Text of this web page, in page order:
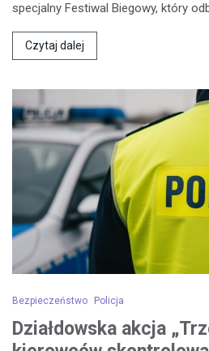
specjalny Festiwal Biegowy, który
Czytaj dalej
Bezpieczeństwo Policja
Działdowska akcja